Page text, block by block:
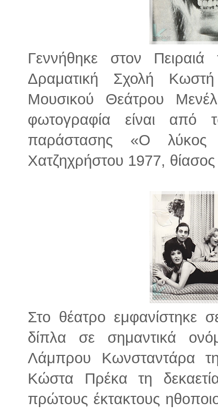
Γεννήθηκε στον
Δραματική Σχολή
Μουσικού Θεάτρου
φωτογραφία είναι από
παράστασης «Ο λύκος
Χατζηχρήστου 1977,
Στο θέατρο εμφανίστηκε
δίπλα σε σημαντικά
Λάμπρου Κωνσταντάρα
Κώστα Πρέκα τη
πρώτους έκτακτους